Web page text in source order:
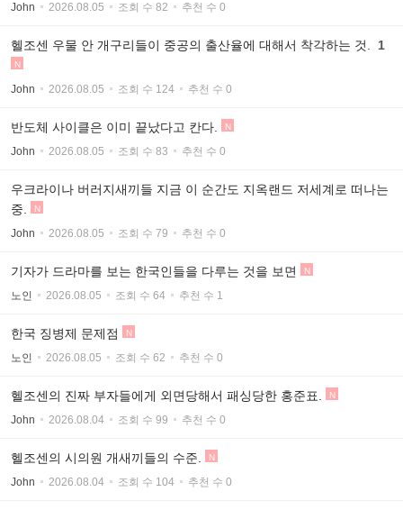
John 2026.08.05 조회 수 82 추천 수 0
헬조센 우물 안 개구리들이 중공의 출산율에 대해서 착각하는 것. 1
N
John 2026.08.05 조회 수 124 추천 수 0
반도체 사이클은 이미 끝났다고 칸다. N
John 2026.08.05 조회 수 83 추천 수 0
우크라이나 버러지새끼들 지금 이 순간도 지옥랜드 저세계로 떠나는
중.
N
John 2026.08.05 조회 수 79 추천 수 0
기자가 드라마를 보는 한국인들을 다루는 것을 보면 N
노인 2026.08.05 조회 수 64 추천 수 1
한국 징병제 문제점 N
노인 2026.08.05 조회 수 62 추천 수 0
헬조센의 진짜 부자들에게 외면당해서 패싱당한 홍준표. N
John 2026.08.04 조회 수 99 추천 수 0
헬조센의 시의원 개새끼들의 수준. N
John 2026.08.04 조회 수 104 추천 수 0